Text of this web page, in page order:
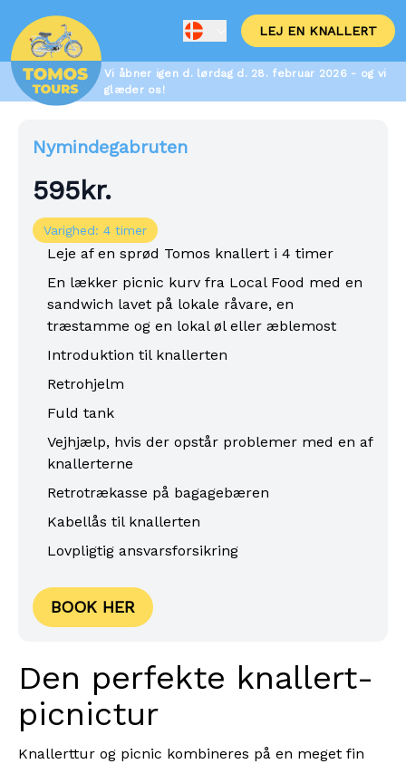
LEJ EN KNALLERT
Vi åbner igen d. lørdag d. 28. februar 2026 - og vi
glæder os!
Nymindegabruten
595kr.
Varighed: 4 timer
Leje af en sprød Tomos knallert i 4 timer
En lækker picnic kurv fra Local Food med en
sandwich lavet på lokale råvare, en
træstamme og en lokal øl eller æblemost
Introduktion til knallerten
Retrohjelm
Fuld tank
Vejhjælp, hvis der opstår problemer med en af
knallerterne
Retrotrækasse på bagagebæren
Kabellås til knallerten
Lovpligtig ansvarsforsikring
BOOK HER
Den perfekte knallert-
picnictur
Knallerttur og picnic kombineres på en meget fin